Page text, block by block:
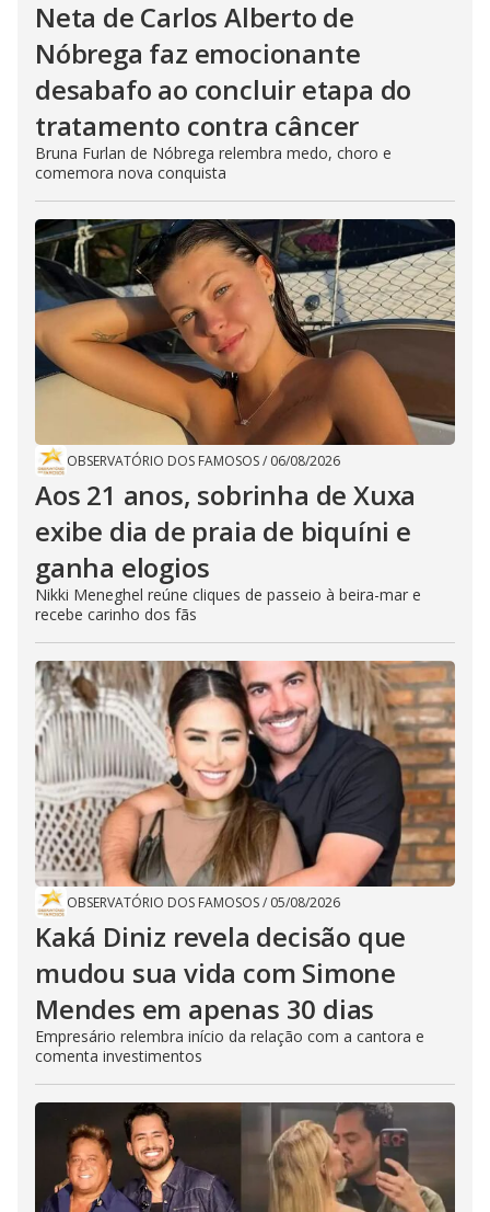
Neta de Carlos Alberto de
Nóbrega faz emocionante
desabafo ao concluir etapa do
tratamento contra câncer
Bruna Furlan de Nóbrega relembra medo, choro e
comemora nova conquista
OBSERVATÓRIO DOS FAMOSOS/ 06/08/2026
Aos 21 anos, sobrinha de Xuxa
exibe dia de praia de biquíni e
ganha elogios
Nikki Meneghel reúne cliques de passeio à beira-mar e
recebe carinho dos fãs
OBSERVATÓRIO DOS FAMOSOS/ 05/08/2026
Kaká Diniz revela decisão que
mudou sua vida com Simone
Mendes em apenas 30 dias
Empresário relembra início da relação com a cantora e
comenta investimentos